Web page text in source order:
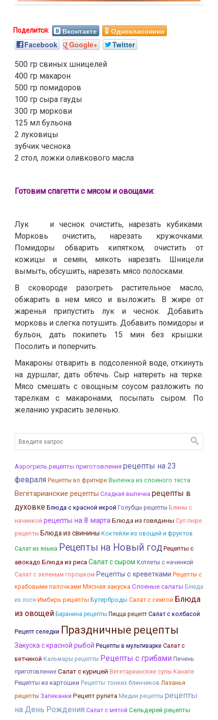
Вконтакте
Одноклассники
Facebook
Google+ Twitter
500 гр свиных шницелей
400 гр макарон
500 гр помидоров
100 гр сыра гауды
300 гр моркови
125 мл бульона
2 луковицы
зубчик чеснока
2 стол, ложки оливкового масла
Готовим спагетти с мясом и овощами:
Лук и чеснок очистить, нарезать кубиками.
Морковь очистить, нарезать кружочками.
Помидоры обварить кипятком, очистить от
кожицы и семян, мякоть нарезать. Шницели
вымыть, обсушить, нарезать мясо полосками.
В сковороде разогреть растительное масло,
обжарить в нем мясо и выложить. В жире от
жаренья припустить лук и чеснок. Добавить
морковь и слегка потушить. Добавить помидоры и
бульон, дать покипеть 15 мин без крышки.
Посолить и поперчить.
Макароны отварить в подсоленной воде, откинуть
на дуршлаг, дать обтечь. Сыр натереть на терке.
Мясо смешать с овощным соусом разложить по
тарелкам с макаронами, посыпать сыром. По
желанию украсить зеленью.
Аэрогриль рецепты приготовления рецепты на 23
февраля Рецепты во фритюре Выпечка из слоеного теста
Вегетарианские рецепты Сладкая выпечка рецепты в
духовке Блюда с красной икрой Голубцы рецепты Блины с
начинкой рецепты на 8 мартаБлюда из говядины Суп пюре
рецепты Блюда из свинины Коктейли из овощей и фруктов
Салат из языка Рецепты на Новый год Рецепты с
авокадо Блюда из риса Салат с сыром Котлеты с начинкой
Салат с зеленым горошком Рецепты с креветками Рецепты с
крабовыми палочками Мясная закускаСлоеные салаты Блюда
из лося Имбирь рецепты Бутерброды Салат с семгой Блюда
из овощей Баранина рецепты Пицца рецепт Салат с колбасой
Рецепт селедки Праздничные рецепты
Закуска с красной рыбой Рецепты в мультиварке Салат с
ветчиной Кальмары рецепты Рецепты с грибами Печень
приготовление Салат с курицей Вегетарианские супы Канапе
Рецепты из картошки Рецепты тонких блинчиков Лазанья
рецепты Запеканки Рецепт рулета Мидии рецепты рецепты
на День Рождения Салат с мятой Сельдерей рецепты